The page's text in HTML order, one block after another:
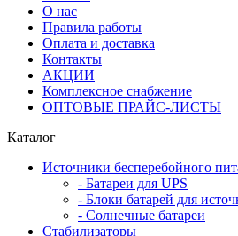
О нас
Правила работы
Оплата и доставка
Контакты
АКЦИИ
Комплексное снабжение
ОПТОВЫЕ ПРАЙС-ЛИСТЫ
Каталог
Источники бесперебойного
- Батареи для UPS
- Блоки батарей для
- Солнечные батареи
Стабилизаторы